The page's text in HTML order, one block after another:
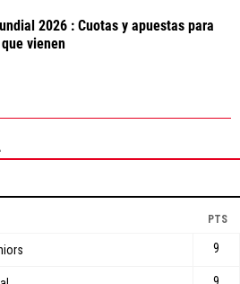
2026 : Cuotas y apuestas para
vienen